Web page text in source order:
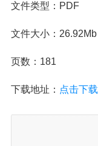
文件类型：PDF
文件大小：26.92Mb
页数：181
下载地址： 点击下载